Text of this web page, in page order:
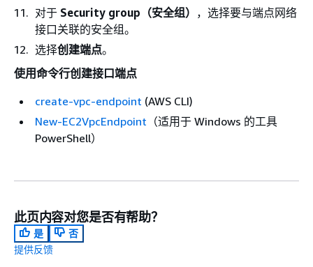
对于 Security group（安全组） ，选择要与端点网络
接口关联的安全组。
选择创建端点。
使用命令行创建接口端点
create-vpc-endpoint (AWS CLI)
New-EC2VpcEndpoint （适用于 Windows 的工具
PowerShell）
此页内容对您是否有帮助？
是
否
提供反馈